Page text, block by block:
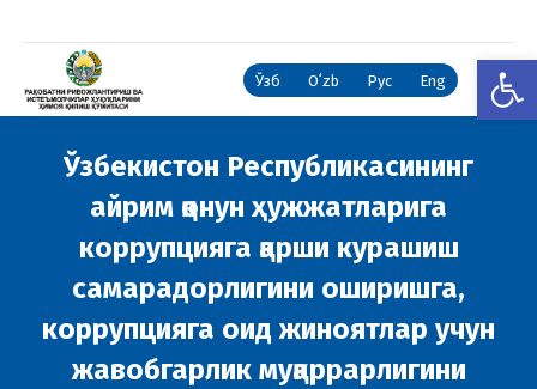
Ўзб Oʻzb Рус Eng
Ўзбекистон Республикасининг
айрим қонун ҳужжатларига
коррупцияга қарши курашиш
самарадорлигини оширишга,
коррупцияга оид жиноятлар учун
жавобгарлик муқаррарлигини